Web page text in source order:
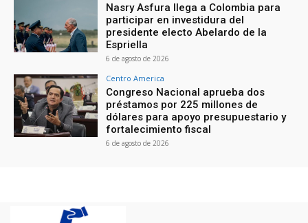
Nasry Asfura llega a Colombia para
participar en investidura del
presidente electo Abelardo de la
Espriella
6 de agosto de 2026
Centro America
Congreso Nacional aprueba dos
préstamos por 225 millones de
dólares para apoyo presupuestario y
fortalecimiento fiscal
6 de agosto de 2026